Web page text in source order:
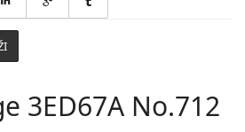
3ED67A No.712